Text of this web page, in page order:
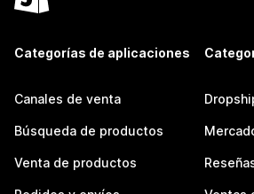
Categorías de aplicaciones
Canales de venta
Búsqueda de productos
Venta de productos